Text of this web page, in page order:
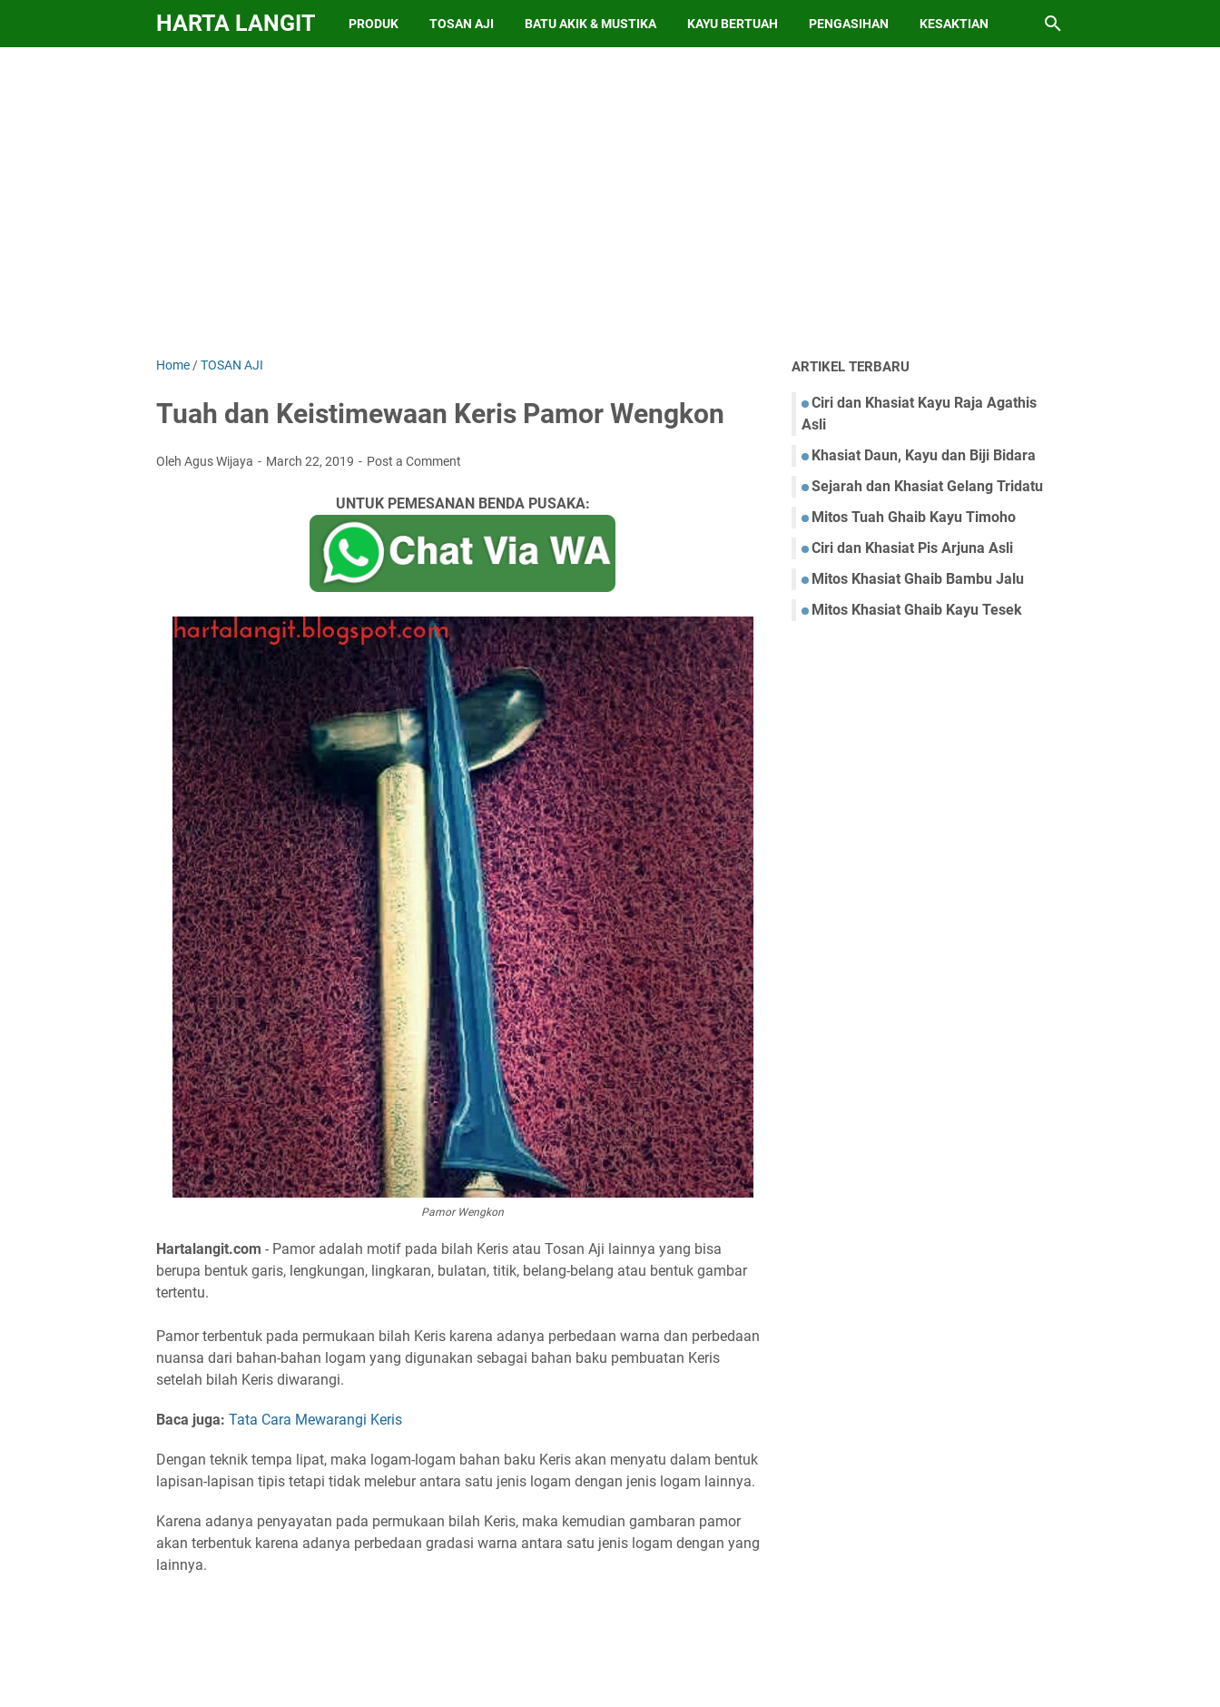
HARTA LANGIT PRODUK TOSAN AJI BATU AKIK & MUSTIKA KAYU BERTUAH PENGASIHAN KESAKTIAN
Home /TOSAN AJI
Tuah dan Keistimewaan Keris Pamor Wengkon
Oleh Agus Wijaya March 22, 2019 Post a Comment
UNTUK PEMESANAN BENDA PUSAKA:
Pamor Wengkon
Hartalangit.com - Pamor adalah motif pada bilah Keris atau Tosan Aji lainnya yang bisa
berupa bentuk garis, lengkungan, lingkaran, bulatan, titik, belang-belang atau bentuk gambar
tertentu.
Pamor terbentuk pada permukaan bilah Keris karena adanya perbedaan warna dan perbedaan
nuansa dari bahan-bahan logam yang digunakan sebagai bahan baku pembuatan Keris
setelah bilah Keris diwarangi.
Baca juga: Tata Cara Mewarangi Keris
Dengan teknik tempa lipat, maka logam-logam bahan baku Keris akan menyatu dalam bentuk
lapisan-lapisan tipis tetapi tidak melebur antara satu jenis logam dengan jenis logam lainnya.
Karena adanya penyayatan pada permukaan bilah Keris, maka kemudian gambaran pamor
akan terbentuk karena adanya perbedaan gradasi warna antara satu jenis logam dengan yang
lainnya.
ARTIKEL TERBARU
Ciri dan Khasiat Kayu Raja Agathis
Asli
Khasiat Daun, Kayu dan Biji Bidara
Sejarah dan Khasiat Gelang Tridatu
Mitos Tuah Ghaib Kayu Timoho
Ciri dan Khasiat Pis Arjuna Asli
Mitos Khasiat Ghaib Bambu Jalu
Mitos Khasiat Ghaib Kayu Tesek